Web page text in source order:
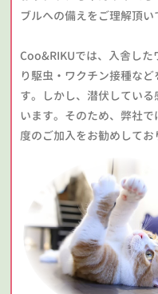
ブルへの備えをご理解頂い
Coo&RIKUでは、入舎し
り駆虫・ワクチン接種な
す。しかし、潜伏してい
います。そのため、弊社
度のご加入をお勧めしてお